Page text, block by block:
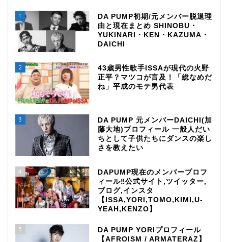
1
DA PUMP初期/元メンバー脱退理
由と現在まとめ SHINOBU・
YUKINARI・KEN・KAZUMA・
DAICHI
2
43歳男性歌手ISSAが現代の火野
正平？マツコが言及！「総なめだ
ね」平成のモテ男代表
3
DA PUMP 元メンバーDAICHI(加
藤大地)プロフィール 一般人だい
ちとして子供たちにダンスの楽し
さを教えたい
4
DAPUMP現在のメンバープロフ
ィール‼公式サイト,ツイッター,
ブログ,インスタ
【ISSA,YORI,TOMO,KIMI,U-
YEAH,KENZO】
5
DA PUMP YORIプロフィール
【AFROISM / ARMATERAZ】
TOP
ラジオ
～DA PUMP YORIの晴れ
ばれラジオ～